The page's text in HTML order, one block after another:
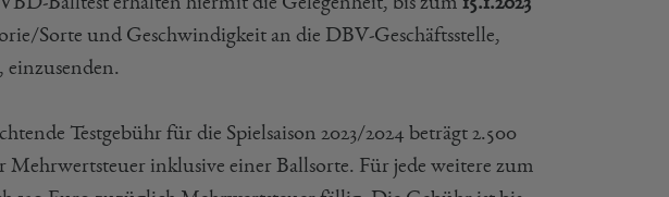
Sorte und Geschwindigkeit an die DBV-Geschäftsstelle,
einzusenden.
Testgebühr für die Spielsaison 2023/2024 beträgt 2.500
Mehrwertsteuer inklusive einer Ballsorte. Für jede weitere zum